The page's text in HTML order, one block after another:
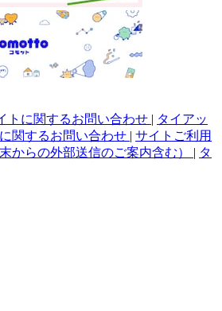
トに関するお問い合わせ | タイアッ
関するお問い合わせ | サイトご利用
からの外部送信のご案内含む） | タ